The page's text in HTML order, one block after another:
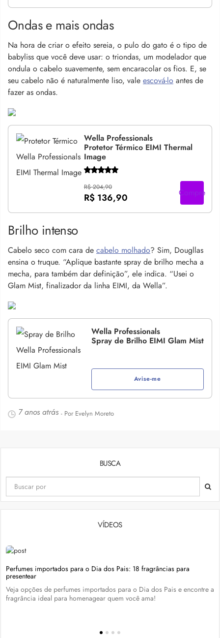
Ondas e mais ondas
Na hora de criar o efeito sereia, o pulo do gato é o tipo de
babyliss que você deve usar: o triondas, um modelador que
ondula o cabelo suavemente, sem encaracolar os fios. E, se
seu cabelo não é naturalmente liso, vale escová-lo antes de
fazer as ondas.
Wella Professionals
Protetor Térmico EIMI Thermal
Image
R$ 204,90
R$ 136,90 Compre
Brilho intenso
Cabelo seco com cara de cabelo molhado? Sim, Dougllas
ensina o truque. “Aplique bastante spray de brilho mecha a
mecha, para também dar definição”, ele indica. “Usei o
Glam Mist, finalizador da linha EIMI, da Wella”.
Wella Professionals
Spray de Brilho EIMI Glam Mist
Avise-me
7 anos atrás - Por Evelyn Moreto
BUSCA
VÍDEOS
Perfumes importados para o Dia dos Pais: 18 fragrâncias para
presentear
Veja opções de perfumes importados para o Dia dos Pais e encontre a
fragrância ideal para homenagear quem você ama!